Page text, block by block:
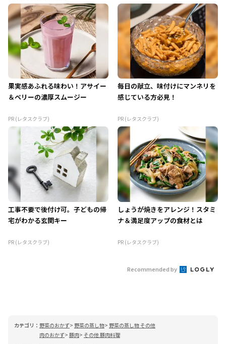
果実感あふれる味わい！アサイー
＆ベリーの濃厚スムージー
PR (レタスクラブ)
毎日の献立、味付けにマンネリを
感じている方必見！
PR (レタスクラブ)
工事不要で後付け可。子どもの帰
宅がわかる玄関キー
PR (レタスクラブ)
しょうが焼きをアレンジ！スタミ
ナ＆満足度アップの食材とは
PR (レタスクラブ)
Recommended by
カテゴリ： 野菜のおかず 野菜の蒸し物
野菜の蒸し物 その他
肉のおかず 豚肉 その他 豚肉料理